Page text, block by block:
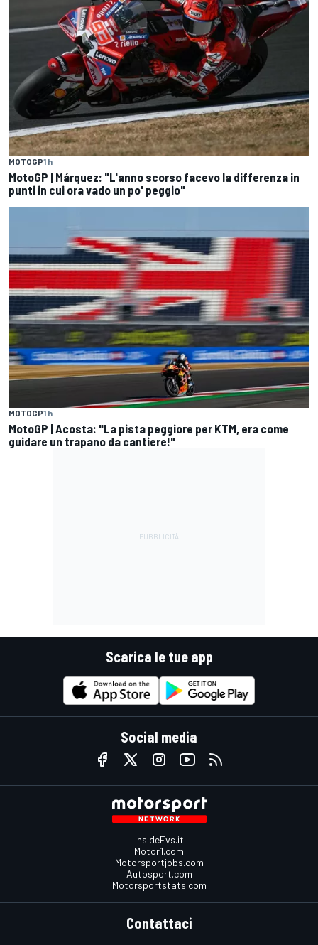
MOTOGP1 h
MotoGP | Márquez: "L'anno scorso facevo la differenza in
punti in cui ora vado un po' peggio"
MOTOGP1 h
MotoGP | Acosta: "La pista peggiore per KTM, era come
guidare un trapano da cantiere!"
Scarica le tue app
Social media
InsideEvs.it
Motor1.com
Motorsportjobs.com
Autosport.com
Motorsportstats.com
Contattaci